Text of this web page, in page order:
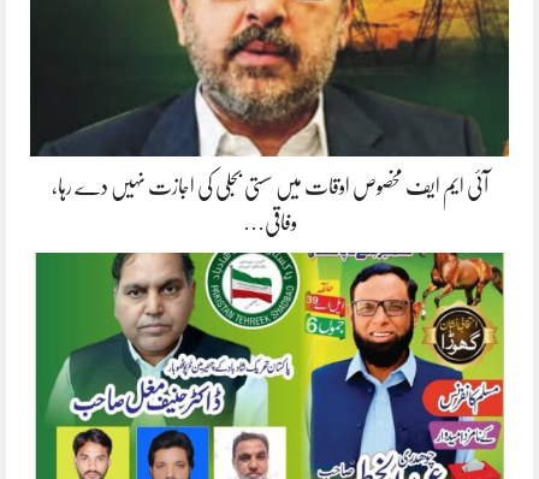
آئی ایم ایف مخصوص اوقات میں سستی بجلی کی اجازت نہیں دے رہا،
وفاقی…